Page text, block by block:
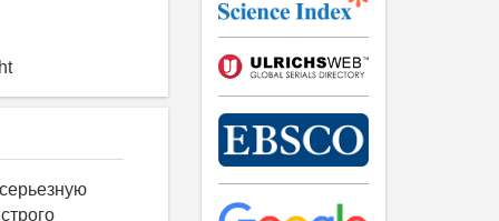
этом случае предельно допустимое смещение точки приложения гидродинамической силы от диаметральной плоскости: , (3) где - значение гидродинамической силы, вызывающей опрокидывание судна при отклонении точки её приложения на величину ε от диаметральной плоскости при динамическом приложении. Таким образом, по формулам (2) и (3) могут быть определены значения допускаемого смещения равнодействующей гидродинамических сил для их различной величины. Соответствующие графические зависимости представлены на рис. 6. Рис. 6. Зависимость предельного значения гидродинамической силы от её смещения относительно диаметральной плоскости при обеспечении: статической остойчивости для D = 4 352 т (а); динамической остойчивости для D = 4 352 т (б) Таким образом, фактическое усилие, при котором судно может потерять поперечную остойчивость, может быть существенно меньше того, что представлено на рис. 3. Исследование статической остойчивости судна показало, в частности, что при водоизмещении и при (рис. 6) к опрокидыванию судна приведёт нагрузка, составляющая примерно половину от определённой по графику, представленному на рис. 3. Для водоизмещения при таком же смещен